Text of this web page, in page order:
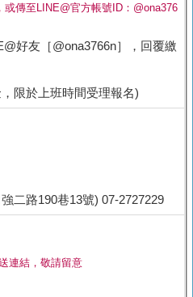
傳至LINE@官方帳號ID：@ona376
好友［@ona3766n］，回覆繳
限於上班時間受理報名)
二路190巷13號) 07-2727229
連結，敬請留意